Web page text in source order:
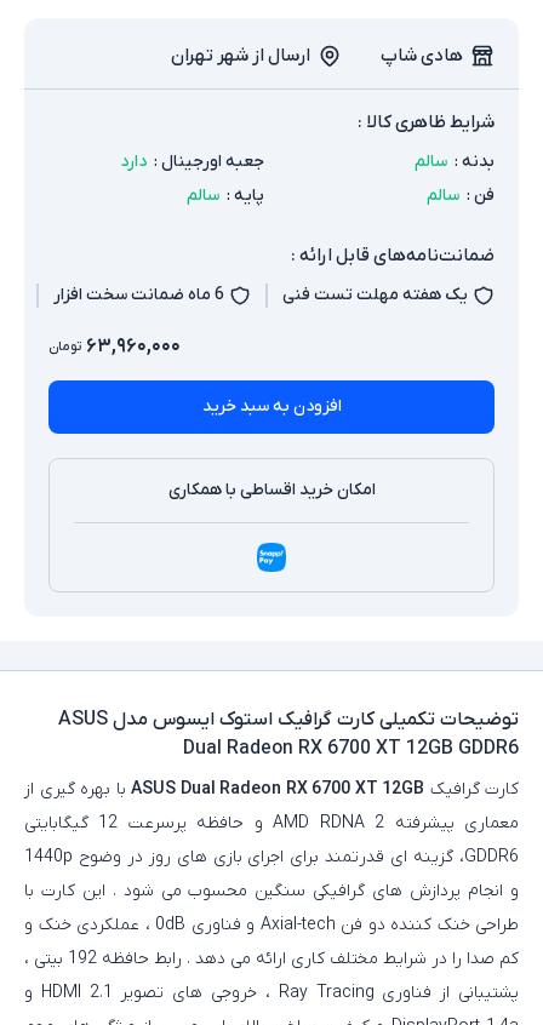
هادی شاپ ارسال از شهر تهران
شرایط ظاهری کالا :
بدنه : سالم جعبه اورجینال : دارد
فن : سالم پایه : سالم
ضمانت‌نامه‌های قابل ارائه :
یک هفته مهلت تست فنی 6 ماه ضمانت سخت افزار
۶۳,۹۶۰,۰۰۰ تومان
افزودن به سبد خرید
امکان خرید اقساطی با همکاری
توضیحات تکمیلی
کارت گرافیک استوک ایسوس مدل ASUS
Dual Radeon RX 6700 XT 12GB GDDR6
کارت گرافیک ASUS Dual Radeon RX 6700 XT 12GB با بهره‌ گیری از
معماری پیشرفته AMD RDNA 2 و حافظه پرسرعت 12 گیگابایتی
GDDR6، گزینه‌ ای قدرتمند برای اجرای بازی‌ های روز در وضوح 1440p
و انجام پردازش‌ های گرافیکی سنگین محسوب می‌ شود . این کارت با
طراحی خنک‌ کننده دو فن Axial-tech و فناوری 0dB ، عملکردی خنک و
کم‌ صدا را در شرایط مختلف کاری ارائه می‌ دهد . رابط حافظه 192 بیتی ،
پشتیبانی از فناوری Ray Tracing ، خروجی‌ های تصویر HDMI 2.1 و